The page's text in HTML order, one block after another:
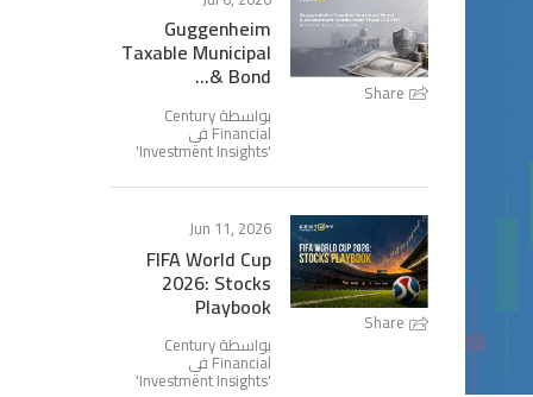
Share
Guggenheim
Taxable Municipal
Bond &...
بواسطة Century
Financial في
'
Investment Insights
'
Share
Jun 11, 2026
FIFA World Cup
2026: Stocks
Playbook
بواسطة Century
Financial في
'
Investment Insights
'